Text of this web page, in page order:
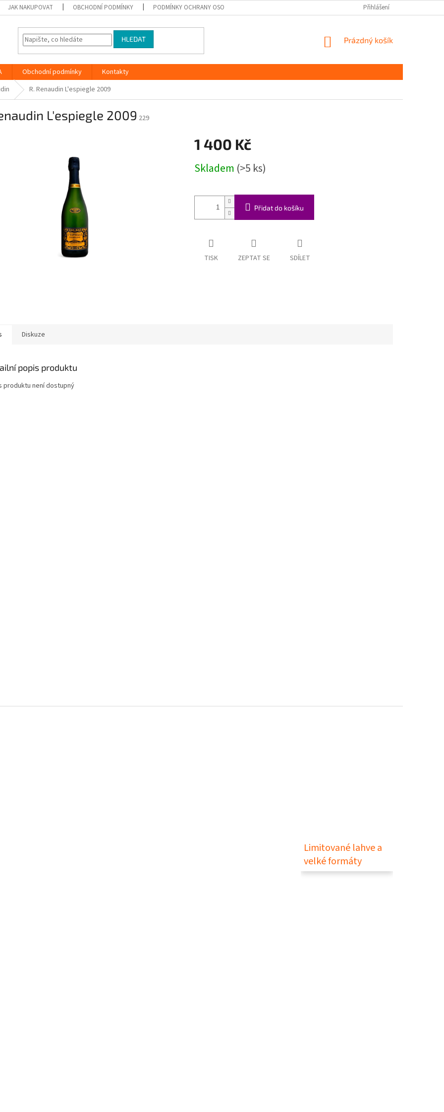
JAK NAKUPOVAT OBCHODNÍ PODMÍNKY PODMÍNKY OCHRANY OSOBNÍCH ÚDAJŮ Přihlášení
HLEDAT
NÁKUPNÍ
Prázdný košík
Obchodní podmínky
Kontakty
R. Renaudin L'espiegle 2009
L'espiegle 2009 229
1 400 Kč
cena:
Skladem (>5 ks)
Přidat do košíku
TISK ZEPTAT SE SDÍLET
Diskuze
popis produktu
produktu není dostupný
Limitované lahve a
velké formáty